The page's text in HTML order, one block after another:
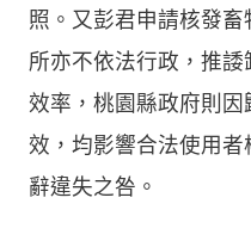
照。又彭君申請核發
所亦不依法行政，推
效率，桃園縣政府則
效，均影響合法使用
辭違失之咎。